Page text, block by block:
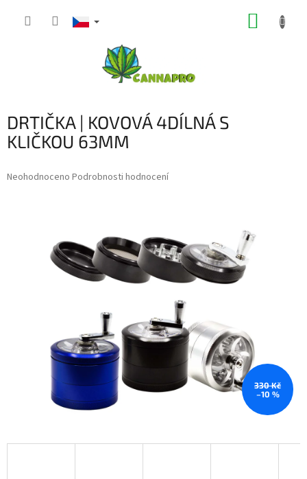
DRTIČKA | KOVOVÁ 4DÍLNÁ S
KLIČKOU 63MM
Průměrné
Neohodnoceno Podrobnosti hodnocení
330 Kč
–10 %